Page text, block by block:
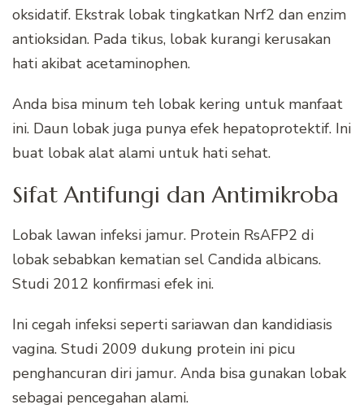
oksidatif. Ekstrak lobak tingkatkan Nrf2 dan enzim
antioksidan. Pada tikus, lobak kurangi kerusakan
hati akibat acetaminophen.
Anda bisa minum teh lobak kering untuk manfaat
ini. Daun lobak juga punya efek hepatoprotektif. Ini
buat lobak alat alami untuk hati sehat.
Sifat Antifungi dan Antimikroba
Lobak lawan infeksi jamur. Protein RsAFP2 di
lobak sebabkan kematian sel Candida albicans.
Studi 2012 konfirmasi efek ini.
Ini cegah infeksi seperti sariawan dan kandidiasis
vagina. Studi 2009 dukung protein ini picu
penghancuran diri jamur. Anda bisa gunakan lobak
sebagai pencegahan alami.